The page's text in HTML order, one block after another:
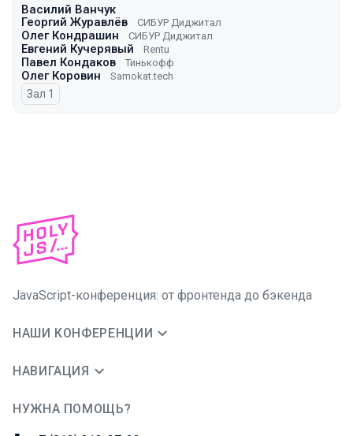
Василий Ванчук
Георгий Журавлёв
СИБУР Диджитал
Олег Кондрашин СИБУР Диджитал
Евгений Кучерявый Rentu
Павел Кондаков Тинькофф
Олег Коровин Samokat.tech
Зал 1
JavaScript-конференция: от фронтенда до бэкенда
НАШИ КОНФЕРЕНЦИИ
НАВИГАЦИЯ
НУЖНА ПОМОЩЬ?